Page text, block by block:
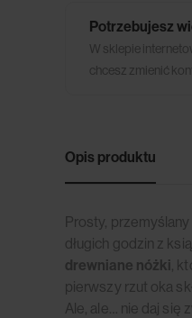
Potrzebujesz
W sklepie
chcesz zmienić
Opis produktu
Prosty,
długich godzin z
drewniane nóżki,
pierwszy rzut oka
Ale, ale… nie daj się